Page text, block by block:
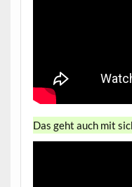
Das geht auch mit